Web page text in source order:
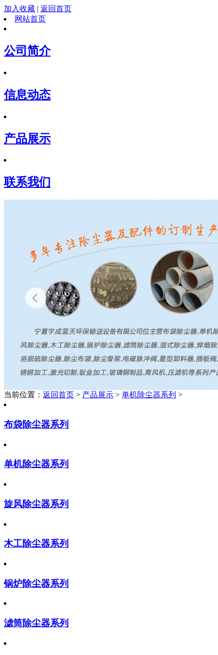
加入收藏 | 返回首页
网站首页
公司简介
信息动态
产品展示
联系我们
当前位置： 返回首页 > 产品展示 > 单机除尘器系列 >
布袋除尘器系列
单机除尘器系列
旋风除尘器系列
木工除尘器系列
锅炉除尘器系列
滤筒除尘器系列